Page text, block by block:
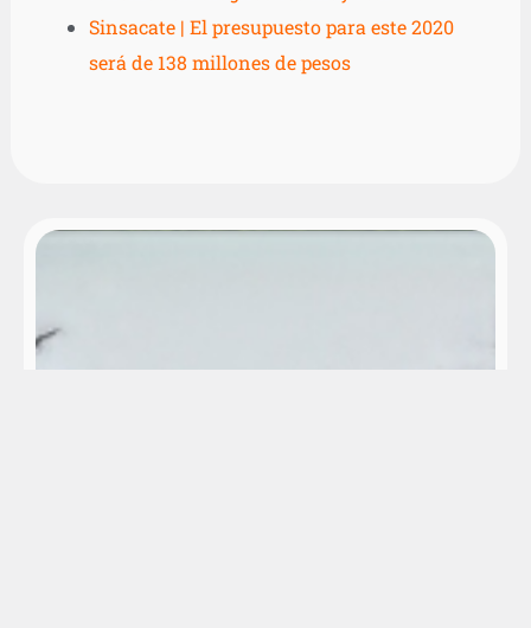
Sinsacate | El presupuesto para este 2020
será de 138 millones de pesos